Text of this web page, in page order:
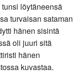
löytäneensä
turvaisan sataman
hänen sisintä
oli juuri sitä
hänen
kuvastaa.